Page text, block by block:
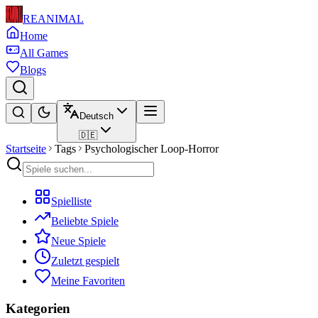
REANIMAL
Home
All Games
Blogs
Deutsch
🇩🇪
Startseite Tags Psychologischer Loop-Horror
Spielliste
Beliebte Spiele
Neue Spiele
Zuletzt gespielt
Meine Favoriten
Kategorien